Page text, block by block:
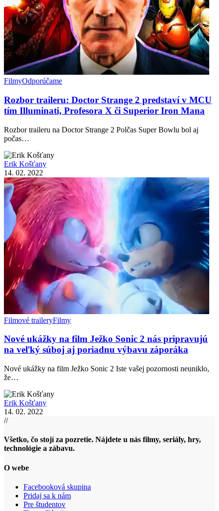
FilmyOdporúčame
Rozbor traileru: Doctor Strange 2 predstaví v MCU
tím Illuminati, Profesora X či Superior Iron Mana
Rozbor traileru na Doctor Strange 2 Polčas Super Bowlu bol aj
počas…
Erik Košťany
14. 02. 2022
Filmové traileryFilmy
Nové ukážky na film Ježko Sonic 2 nás pripravujú
na veľký súboj aj poriadnu výbavu záporáka
Nové ukážky na film Ježko Sonic 2 Iste vašej pozornosti neuniklo,
že…
Erik Košťany
14. 02. 2022
//
Všetko, čo stojí za pozretie. Nájdete u nás filmy, seriály, hry,
technológie a zábavu.
O webe
Facebooková skupina
Pridaj sa k nám
Pre študentov